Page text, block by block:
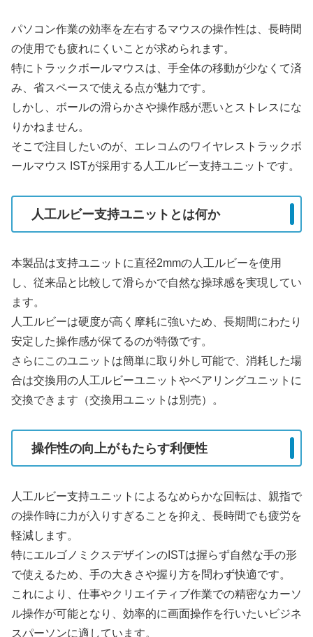
パソコン作業の効率を左右するマウスの操作性は、長時間
の使用でも疲れにくいことが求められます。
特にトラックボールマウスは、手全体の移動が少なくて済
み、省スペースで使える点が魅力です。
しかし、ボールの滑らかさや操作感が悪いとストレスにな
りかねません。
そこで注目したいのが、エレコムのワイヤレストラックボ
ールマウス ISTが採用する人工ルビー支持ユニットです。
人工ルビー支持ユニットとは何か
本製品は支持ユニットに直径2mmの人工ルビーを使用
し、従来品と比較して滑らかで自然な操球感を実現してい
ます。
人工ルビーは硬度が高く摩耗に強いため、長期間にわたり
安定した操作感が保てるのが特徴です。
さらにこのユニットは簡単に取り外し可能で、消耗した場
合は交換用の人工ルビーユニットやベアリングユニットに
交換できます（交換用ユニットは別売）。
操作性の向上がもたらす利便性
人工ルビー支持ユニットによるなめらかな回転は、親指で
の操作時に力が入りすぎることを抑え、長時間でも疲労を
軽減します。
特にエルゴノミクスデザインのISTは握らず自然な手の形
で使えるため、手の大きさや握り方を問わず快適です。
これにより、仕事やクリエイティブ作業での精密なカーソ
ル操作が可能となり、効率的に画面操作を行いたいビジネ
スパーソンに適しています。